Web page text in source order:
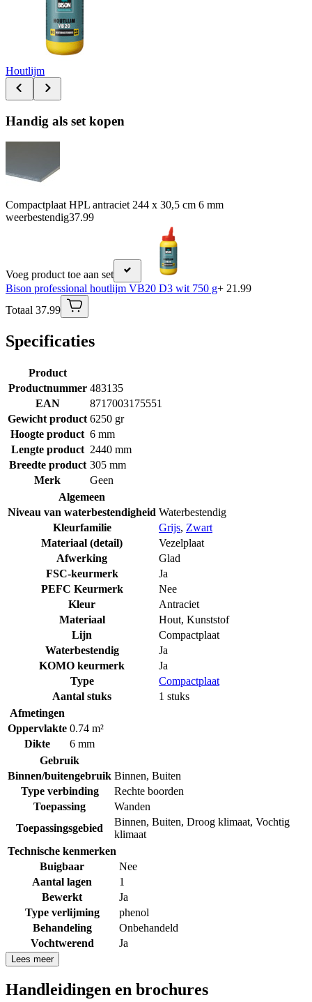
Houtlijm
Handig als set kopen
Compactplaat HPL antraciet 244 x 30,5 cm 6 mm
weerbestendig37.99
Voeg product toe aan set
Bison professional houtlijm VB20 D3 wit 750 g+ 21.99
Totaal 37.99
Specificaties
Product
Productnummer 483135
EAN
8717003175551
Gewicht product 6250 gr
Hoogte product 6 mm
Lengte product 2440 mm
Breedte product 305 mm
Merk
Geen
Algemeen
Niveau van waterbestendigheid Waterbestendig
Kleurfamilie
Grijs, Zwart
Materiaal (detail)
Vezelplaat
Afwerking
Glad
FSC-keurmerk
Ja
PEFC Keurmerk
Nee
Kleur
Antraciet
Materiaal
Hout, Kunststof
Lijn
Compactplaat
Waterbestendig
Ja
KOMO keurmerk
Ja
Type
Compactplaat
Aantal stuks
1 stuks
Afmetingen
Oppervlakte 0.74 m²
Dikte
6 mm
Gebruik
Binnen/buitengebruik Binnen, Buiten
Type verbinding
Rechte boorden
Toepassing
Wanden
Toepassingsgebied
Binnen, Buiten, Droog klimaat, Vochtig
klimaat
Technische kenmerken
Buigbaar
Nee
Aantal lagen
1
Bewerkt
Ja
Type verlijming
phenol
Behandeling
Onbehandeld
Vochtwerend
Ja
Lees meer
Handleidingen en brochures